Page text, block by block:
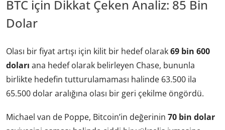
BTC için Dikkat Çeken Analiz: 85 Bin
Dolar
Olası bir fiyat artışı için kilit bir hedef olarak69 bin 600
doları ana hedef olarak belirleyen Chase, bununla
birlikte hedefin tutturulamaması halinde 63.500 ila
65.500 dolar aralığına olası bir geri çekilme öngördü.
Michael van de Poppe, Bitcoin’in değerinin 70 bin dolar